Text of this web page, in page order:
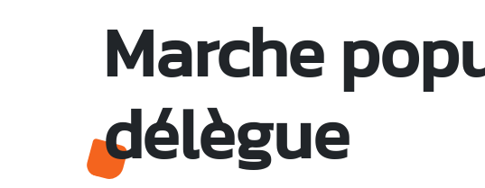
Marche
délègue